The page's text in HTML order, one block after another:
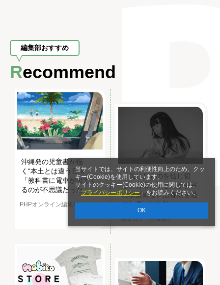
当サイトでは、サイトの利便性向上のため、クッ
キー(Cookie)を使用しています。
サイトのクッキー(Cookie)の使用に関しては、
「プライバシーポリシー」をお読みください。
OK
編集部おすすめ
Recommend
沖縄発の児童書が描
く“本土とは違う日常”
「教科書に電車が出てく
るのが不思議だった」
PHPオンライン編集部
「信じたものを信じ切
る」青葉市子さんが教室
に馴染めない思春期を過
ごし見つけた軸
青葉市子（音楽家）